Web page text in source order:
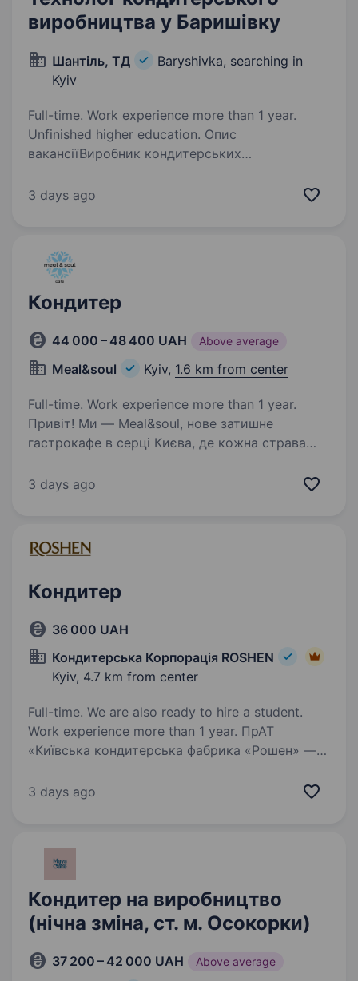
виробництва у Баришівку
Шантіль, ТД
Baryshivka, searching in
Kyiv
Full-time. Work experience more than 1 year.
Unfinished higher education. Опис
вакансіїВиробник кондитерських
«Шантиль» (селище Баришівка) у пошуках
на посадах технолога,…
3 days ago
Кондитер
44 000 – 48 400 UAH Above average
Meal&soul Kyiv, 1.6 km from center
Full-time. Work experience more than 1 year.
Привіт! Ми — Meal&soul, нове затишне
гастрокафе в серці Києва, де кожна страва
ти захоплюєшся кулінарією, любиш творити і
3 days ago
Кондитер
36 000 UAH
Кондитерська Корпорація ROSHEN
Kyiv, 4.7 km from center
Full-time. We are also ready to hire a student.
Work experience more than 1 year. ПрАТ
«Київська кондитерська фабрика «Рошен» —
на виготовлення тортів, тістечок, кексів,
3 days ago
Кондитер на виробництво
(нічна зміна, ст. м. Осокорки)
37 200 – 42 000 UAH Above average